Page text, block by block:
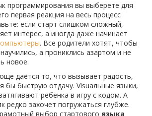
программирования вы выберете для
первая реакция на весь процесс
если старт слишком сложный,
интерес, а иногда даже начинает
. Все родители хотят, чтобы
а прониклись азартом и не
новое.
даётся то, что вызывает радость,
бы быструю отдачу. Visuальные языки,
ребёнка в игру с кодом. А
редко захочет погружаться глубже.
выбор стартового языка